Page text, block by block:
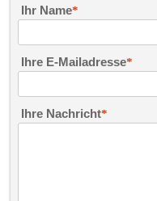
Ihr Name
Ihre E-Mailadresse
Ihre Nachricht